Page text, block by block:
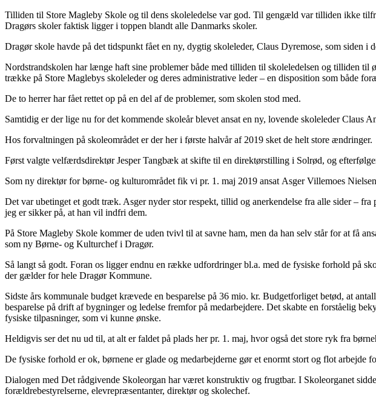
Tilliden til Store Magleby Skole og til dens skoleledelse var god. Til gengæld var tilliden ikke
Dragørs skoler faktisk ligger i toppen blandt alle Danmarks skoler.
Dragør skole havde på det tidspunkt fået en ny, dygtig skoleleder, Claus Dyremose, som siden i
Nordstrandskolen har længe haft sine problemer både med tilliden til skoleledelsen og tilliden
trække på Store Maglebys skoleleder og deres administrative leder – en disposition som både
De to herrer har fået rettet op på en del af de problemer, som skolen stod med.
Samtidig er der lige nu for det kommende skoleår blevet ansat en ny, lovende skoleleder Claus
Hos forvaltningen på skoleområdet er der her i første halvår af 2019 sket de helt store ændringer.
Først valgte velfærdsdirektør Jesper Tangbæk at skifte til en direktørstilling i Solrød, og
Som ny direktør for børne- og kulturområdet fik vi pr. 1. maj 2019 ansat Asger Villemoes
Det var ubetinget et godt træk. Asger nyder stor respekt, tillid og anerkendelse fra alle sider –
jeg er sikker på, at han vil indfri dem.
På Store Magleby Skole kommer de uden tvivl til at savne ham, men da han selv står for at få
som ny Børne- og Kulturchef i Dragør.
Så langt så godt. Foran os ligger endnu en række udfordringer bl.a. med de fysiske forhold på
der gælder for hele Dragør Kommune.
Sidste års kommunale budget krævede en besparelse på 36 mio. kr. Budgetforliget betød, at
besparelse på drift af bygninger og ledelse fremfor på medarbejdere. Det skabte en forståelig
fysiske tilpasninger, som vi kunne ønske.
Heldigvis ser det nu ud til, at alt er faldet på plads her pr. 1. maj, hvor også det store ryk fra
De fysiske forhold er ok, børnene er glade og medarbejderne gør et enormt stort og flot arbejde
Dialogen med Det rådgivende Skoleorgan har været konstruktiv og frugtbar. I Skoleorganet
forældrebestyrelserne, elevrepræsentanter, direktør og skolechef.